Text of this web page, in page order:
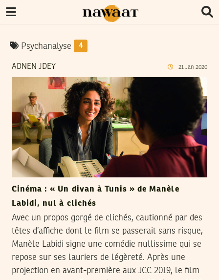
Psychanalyse 4
ADNEN JDEY 21 Jan 2020
Cinéma : « Un divan à Tunis » de Manèle
Labidi, nul à clichés
Avec un propos gorgé de clichés, cautionné par des
têtes d’affiche dont le film se passerait sans risque,
Manèle Labidi signe une comédie nullissime qui se
repose sur ses lauriers de légèreté. Après une
projection en avant-première aux JCC 2019, le film